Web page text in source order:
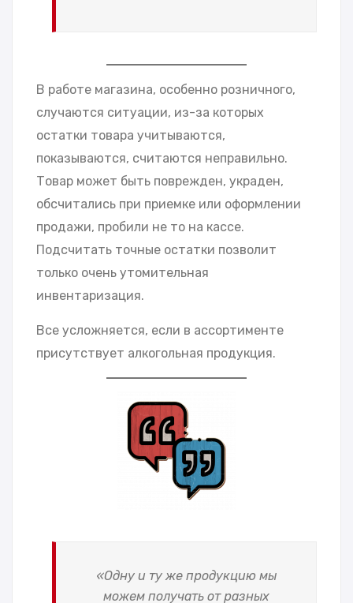
В работе магазина, особенно розничного,
случаются ситуации, из-за которых
остатки товара учитываются,
показываются, считаются неправильно.
Товар может быть поврежден, украден,
обсчитались при приемке или оформлении
продажи, пробили не то на кассе.
Подсчитать точные остатки позволит
только очень утомительная
инвентаризация.
Все усложняется, если в ассортименте
присутствует алкогольная продукция.
«Одну и ту же продукцию мы
можем получать от разных